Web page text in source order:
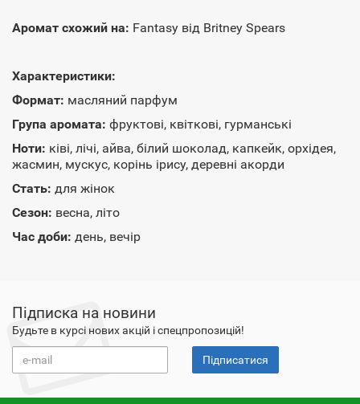
Аромат схожий на: Fantasy від Britney Spears
Характеристики:
Формат: масляний парфум
Група аромата: фруктові, квіткові, гурманські
Ноти: ківі, лічі, айва, білий шоколад, капкейк, орхідея,
жасмин, мускус, корінь ірису, деревні акорди
Стать: для жінок
Сезон: весна, літо
Час доби: день, вечір
Підписка на новини
Будьте в курсі нових акцій і спецпропозицій!
Підписатися